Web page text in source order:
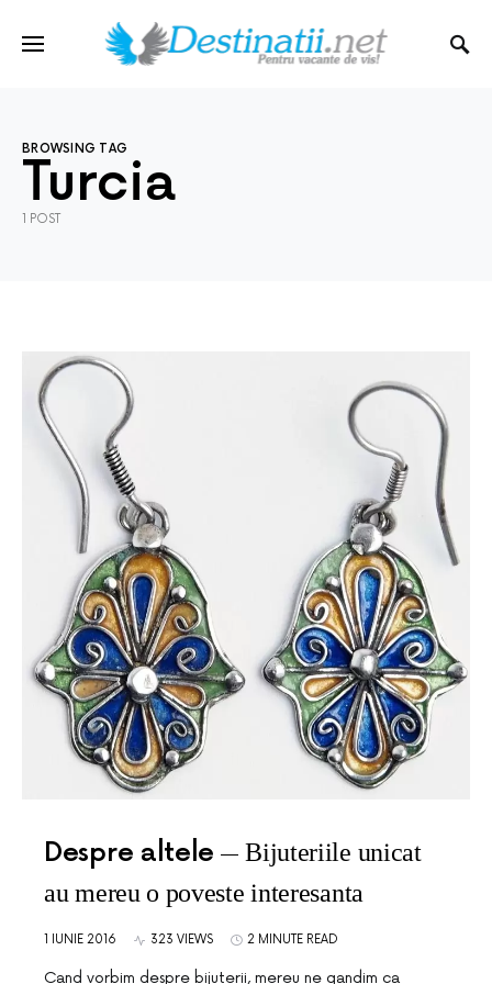
BROWSING TAG
Turcia
1 POST
Despre altele
Bijuteriile unicat
au mereu o poveste interesanta
1 IUNIE 2016 323 VIEWS 2 MINUTE READ
Cand vorbim despre bijuterii, mereu ne gandim ca